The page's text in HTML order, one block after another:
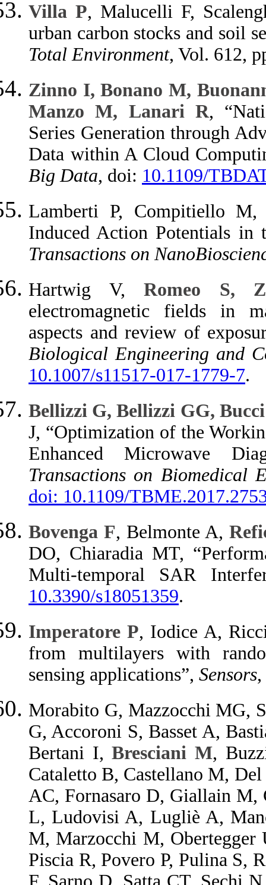
Villa P, Malucelli F,
urban carbon stocks and soil
Total Environment, Vol. 612,
Zinno I, Bonano M,
Manzo M, Lanari R,
Series Generation through
Data within A Cloud
Big Data, doi: 10.1109/
Lamberti P, Compitiello
Induced Action Potentials
Transactions on
Hartwig V, Romeo S,
electromagnetic fields in
aspects and review of
Biological Engineering and
10.1007/s11517-017-1779-7.
Bellizzi G, Bellizzi GG,
J, “Optimization of the
Enhanced Microwave
Transactions on Biomedical
doi: 10.1109/
Bovenga F, Belmonte A,
DO, Chiaradia MT,
Multi-temporal SAR
10.3390/s18051359.
Imperatore P, Iodice A,
from multilayers with
sensing applications”, Sensors
Morabito G, Mazzocchi MG,
G, Accoroni S, Basset A,
Bertani I,Bresciani M,
Cataletto B, Castellano M,
AC, Fornasaro D, Giallain
L, Ludovisi A, Lugliè A,
M, Marzocchi M,
Piscia R, Povero P, Pulina S,